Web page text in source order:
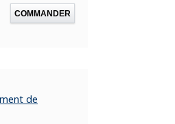
COMMANDER
de